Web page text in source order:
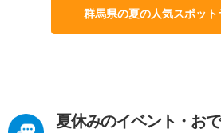
群馬県の夏の人気スポッ
夏休みのイベント・お